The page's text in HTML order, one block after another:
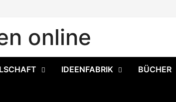
online
IDEENFABRIK BÜCHER